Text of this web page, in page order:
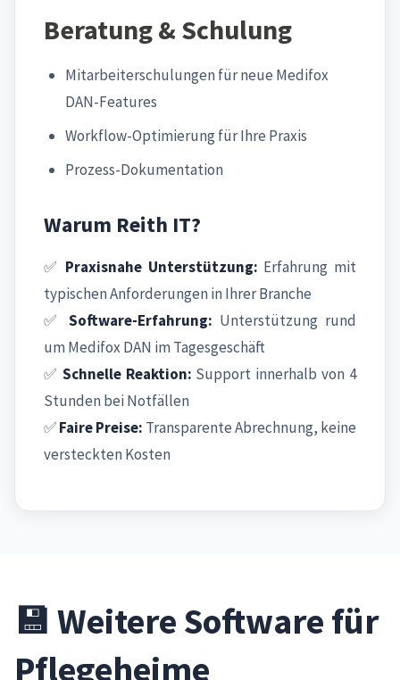
Beratung & Schulung
Mitarbeiterschulungen für neue Medifox
DAN-Features
Workflow-Optimierung für Ihre Praxis
Prozess-Dokumentation
Warum Reith IT?
✅ Praxisnahe Unterstützung: Erfahrung mit
typischen Anforderungen in Ihrer Branche
✅ Software-Erfahrung: Unterstützung rund
um Medifox DAN im Tagesgeschäft
✅ Schnelle Reaktion: Support innerhalb von 4
Stunden bei Notfällen
✅Faire Preise: Transparente Abrechnung, keine
versteckten Kosten
💾 Weitere Software für
Pflegeheime